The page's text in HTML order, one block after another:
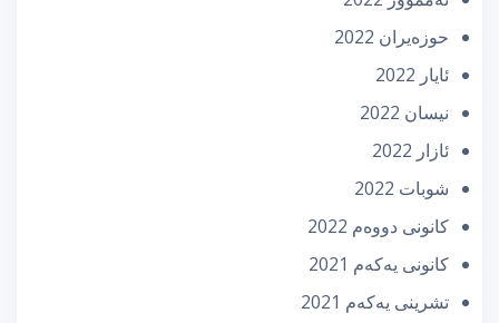
حوزه‌یران 2022
ئایار 2022
نیسان 2022
ئازار 2022
شوبات 2022
كانونی دووه‌م 2022
كانونی یه‌كه‌م 2021
تشرینی یه‌كه‌م 2021